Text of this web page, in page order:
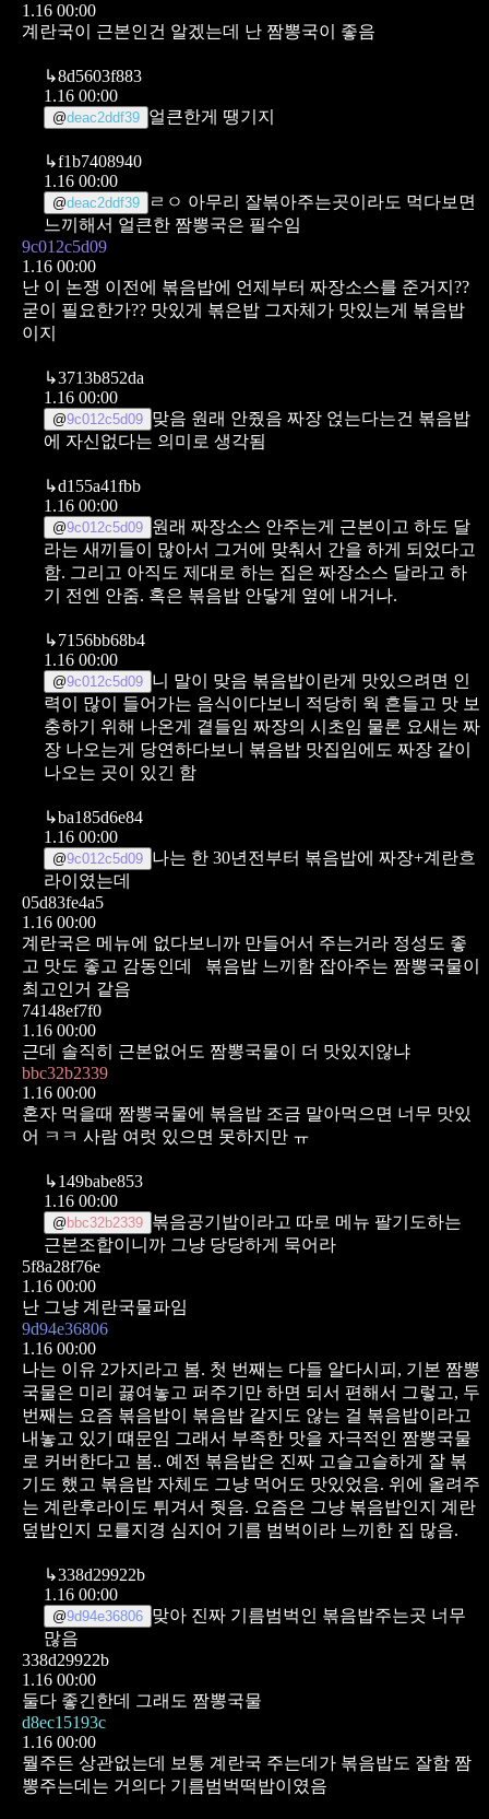
1.16 00:00
계란국이 근본인건 알겠는데 난 짬뽕국이 좋음
↳8d5603f883
1.16 00:00
@deac2ddf39 얼큰한게 땡기지
↳f1b7408940
1.16 00:00
@deac2ddf39
ㄹㅇ 아무리 잘볶아주는곳이라도 먹다보면
느끼해서 얼큰한 짬뽕국은 필수임
9c012c5d09
1.16 00:00
난 이 논쟁 이전에 볶음밥에 언제부터 짜장소스를 준거지??
굳이 필요한가?? 맛있게 볶은밥 그자체가 맛있는게 볶음밥
이지
↳3713b852da
1.16 00:00
@9c012c5d09 맞음 원래 안줬음 짜장 얹는다는건 볶음밥
에 자신없다는 의미로 생각됨
↳d155a41fbb
1.16 00:00
@9c012c5d09 원래 짜장소스 안주는게 근본이고 하도 달
라는 새끼들이 많아서 그거에 맞춰서 간을 하게 되었다고
함. 그리고 아직도 제대로 하는 집은 짜장소스 달라고 하
기 전엔 안줌. 혹은 볶음밥 안닿게 옆에 내거나.
↳7156bb68b4
1.16 00:00
@9c012c5d09 니 말이 맞음 볶음밥이란게 맛있으려면 인
력이 많이 들어가는 음식이다보니 적당히 웍 흔들고 맛 보
충하기 위해 나온게 곁들임 짜장의 시초임 물론 요새는 짜
장 나오는게 당연하다보니 볶음밥 맛집임에도 짜장 같이
나오는 곳이 있긴 함
↳ba185d6e84
1.16 00:00
@9c012c5d09 나는 한 30년전부터 볶음밥에 짜장+계란흐
라이였는데
05d83fe4a5
1.16 00:00
계란국은 메뉴에 없다보니까 만들어서 주는거라 정성도 좋
고 맛도 좋고 감동인데
볶음밥 느끼함 잡아주는 짬뽕국물이
최고인거 같음
74148ef7f0
1.16 00:00
근데 솔직히 근본없어도 짬뽕국물이 더 맛있지않냐
bbc32b2339
1.16 00:00
혼자 먹을때 짬뽕국물에 볶음밥 조금 말아먹으면 너무 맛있
어 ㅋㅋ 사람 여럿 있으면 못하지만 ㅠ
↳149babe853
1.16 00:00
@ bbc32b2339 볶음공기밥이라고 따로 메뉴 팔기도하는
근본조합이니까 그냥 당당하게 묵어라
5f8a28f76e
1.16 00:00
난 그냥 계란국물파임
9d94e36806
1.16 00:00
나는 이유 2가지라고 봄. 첫 번째는 다들 알다시피, 기본 짬뽕
국물은 미리 끓여놓고 퍼주기만 하면 되서 편해서 그렇고, 두
번째는 요즘 볶음밥이 볶음밥 같지도 않는 걸 볶음밥이라고
내놓고 있기 떄문임 그래서 부족한 맛을 자극적인 짬뽕국물
로 커버한다고 봄.. 예전 볶음밥은 진짜 고슬고슬하게 잘 볶
기도 했고 볶음밥 자체도 그냥 먹어도 맛있었음. 위에 올려주
는 계란후라이도 튀겨서 줫음. 요즘은 그냥 볶음밥인지 계란
덮밥인지 모를지경 심지어 기름 범벅이라 느끼한 집 많음.
↳338d29922b
1.16 00:00
@9d94e36806 맞아 진짜 기름범벅인 볶음밥주는곳 너무
많음
338d29922b
1.16 00:00
둘다 좋긴한데 그래도 짬뽕국물
d8ec15193c
1.16 00:00
뭘주든 상관없는데 보통 계란국 주는데가 볶음밥도 잘함 짬
뽕주는데는 거의다 기름범벅떡밥이였음